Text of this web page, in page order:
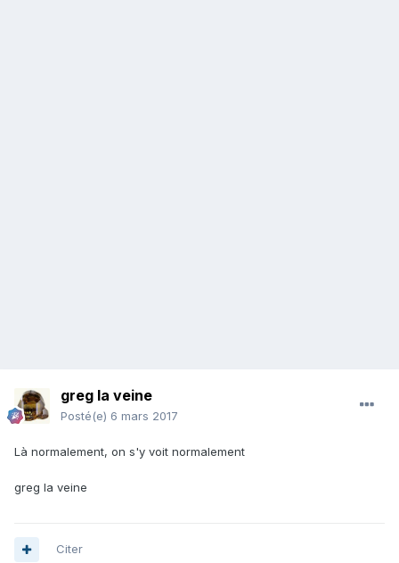
greg la veine
Posté(e) 6 mars 2017
Là normalement, on s'y voit normalement
greg la veine
Citer